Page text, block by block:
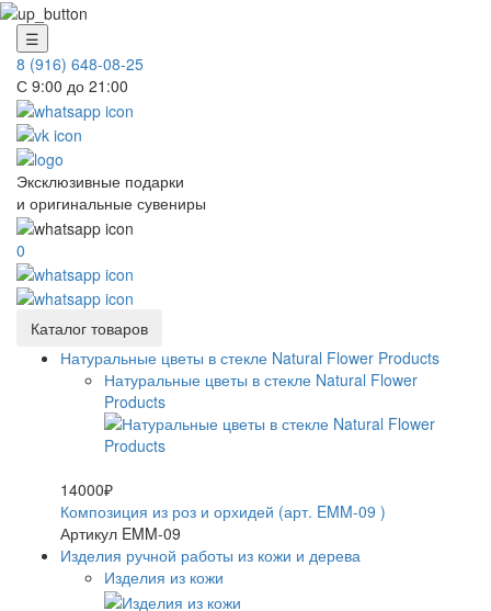
☰
8 (916) 648-08-25
С 9:00 до 21:00
Эксклюзивные подарки
и оригинальные сувениры
0
Каталог товаров
Натуральные цветы в стекле Natural Flower Products
Натуральные цветы в стекле Natural Flower
Products
14000₽
Композиция из роз и орхидей (арт. EMM-09 )
Артикул EMM-09
Изделия ручной работы из кожи и дерева
Изделия из кожи